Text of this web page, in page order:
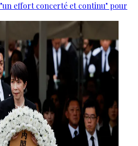
effort concerté et continu" pour